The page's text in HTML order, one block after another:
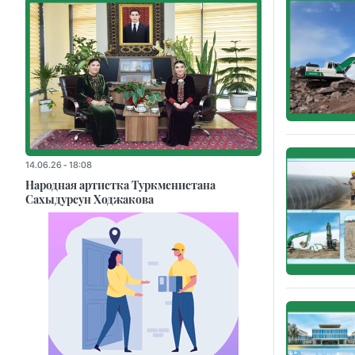
14.06.26 - 18:08
Народная артистка Туркменистана
Сахыдурсун Ходжакова